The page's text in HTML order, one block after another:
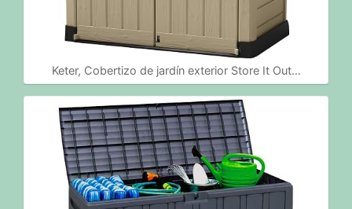
Keter, Cobertizo de jardín exterior Store It Out…